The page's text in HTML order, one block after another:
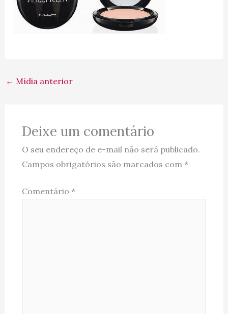
← Mídia anterior
Deixe um comentário
O seu endereço de e-mail não será publicado.
Campos obrigatórios são marcados com *
Comentário *